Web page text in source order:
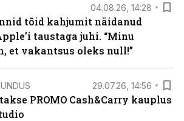
04.08.26, 14:28
tõid kahjumit näidanud
taustaga juhi. “Minu
et vakantsus oleks null!”
29.07.26, 14:56
PROMO Cash&Carry kauplus